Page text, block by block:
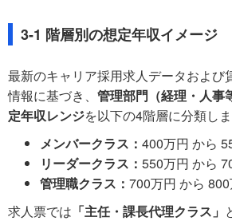
3-1 階層別の想定年収イメージ
最新のキャリア採用求人データおよび
情報に基づき、 管理部門（経理・人事
定年収レンジを以下の4階層に分類しま
メンバークラス： 400万円 から
リーダークラス： 550万円 から
管理職クラス： 700万円 から
求人票では 「主任・課長代理クラス」